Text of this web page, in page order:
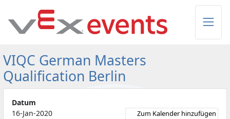
VIQC German Masters
Qualification Berlin
Datum
16-Jan-2020
Zum Kalender hinzufügen